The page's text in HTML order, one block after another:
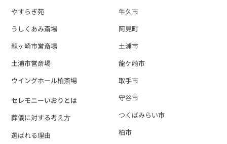
やすらぎ苑
うしくあみ斎場
龍ヶ崎市営斎場
土浦市営斎場
ウイングホール柏斎場
牛久市
阿見町
土浦市
龍ケ崎市
取手市
守谷市
つくばみらい市
柏市
セレモニーいおりとは
葬儀に対する考え⽅
選ばれる理由